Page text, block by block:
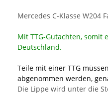
Mercedes C-Klasse W204
Mit TTG-Gutachten, somit
Deutschland.
Teile mit einer TTG
abgenommen werden,
Die Lippe wird unter die